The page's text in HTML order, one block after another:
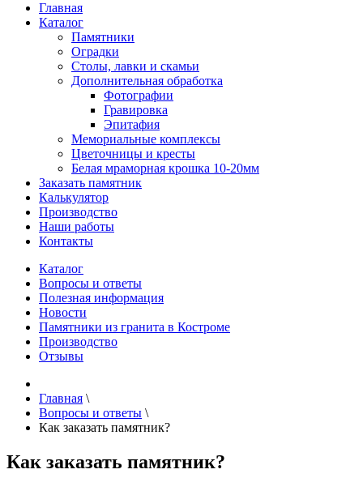
Главная
Каталог
Памятники
Оградки
Столы, лавки и скамьи
Дополнительная обработка
Фотографии
Гравировка
Эпитафия
Мемориальные комплексы
Цветочницы и кресты
Белая мраморная крошка 10-20мм
Заказать памятник
Калькулятор
Производство
Наши работы
Контакты
Каталог
Вопросы и ответы
Полезная информация
Новости
Памятники из гранита в Костроме
Производство
Отзывы
Главная \
Вопросы и ответы \
Как заказать памятник?
Как заказать памятник?